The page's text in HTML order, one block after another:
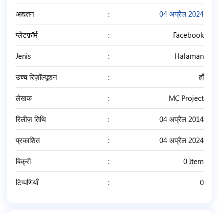
अद्यतन 04 अप्रैल 2024
प्लेटफ़ॉर्म Facebook
Jenis Halaman
उच्च रिज़ॉल्यूशन हाँ
लेखक MC Project
रिलीज़ तिथि 04 अप्रैल 2014
प्रकाशित 04 अप्रैल 2024
बिक्री 0 Item
टिप्पणियाँ 0